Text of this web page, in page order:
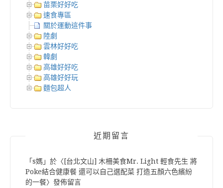
苗栗好好吃
速食專區
關於運動這件事
陸劇
雲林好好吃
韓劇
高雄好好吃
高雄好好玩
麵包超人
近期留言
「s媽 」於〈 [台北文山] 木柵美食Mr. Light 輕食先生 將
Poke結合健康餐 還可以自己選配菜 打造五顏六色繽紛
的一餐〉發佈留言